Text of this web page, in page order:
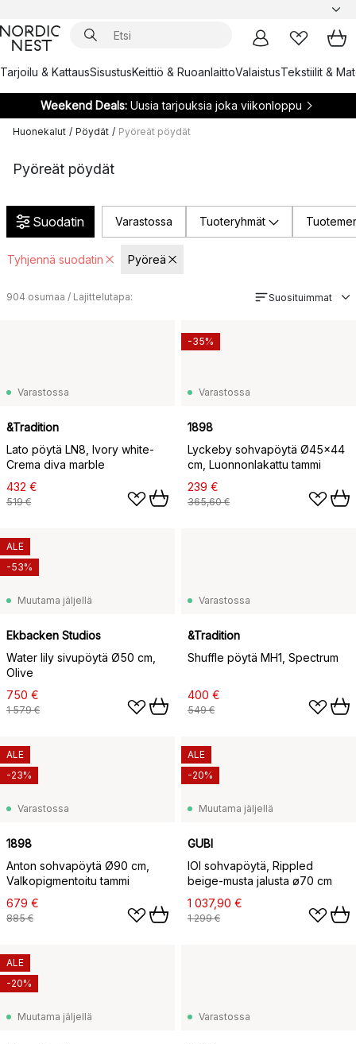
Tarjoilu & KattausSisustusKeittiö & RuoanlaittoValaistusTekstiilit &
Weekend Deals:Uusia tarjouksia joka viikonloppu
Huonekalut / Pöydät / Pyöreät pöydät
Pyöreät pöydät
Suodatin Varastossa Tuoteryhmät
Tyhjennä suodatin Pyöreä
904 osumaa / Lajittelutapa: Suosituimmat
Varastossa
&Tradition
Lato pöytä LN8, Ivory white-
Crema diva marble
432 €
519 €
Varastossa
1898
Lyckeby sohvapöytä Ø45x44
cm, Luonnonlakattu tammi
239 €
365,60 €
-35%
Muutama jäljellä
Ekbacken Studios
Water lily sivupöytä Ø50 cm,
Olive
750 €
1 579 €
ALE
-53%
Varastossa
&Tradition
Shuffle pöytä MH1, Spectrum
400 €
549 €
Varastossa
1898
Anton sohvapöytä Ø90 cm,
Valkopigmentoitu tammi
679 €
885 €
ALE
-23%
Muutama jäljellä
GUBI
IOI sohvapöytä, Rippled
beige-musta jalusta ø70 cm
1 037,90 €
1 299 €
ALE
-20%
Muutama jäljellä
ALE
-20%
Varastossa